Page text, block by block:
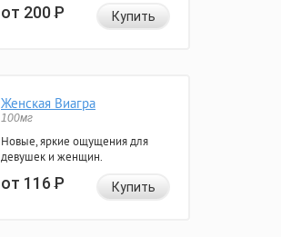
от 200Р Купить
Женская Виагра
100мг
Новые, яркие ощущения для
девушек и женщин.
от 116Р Купить